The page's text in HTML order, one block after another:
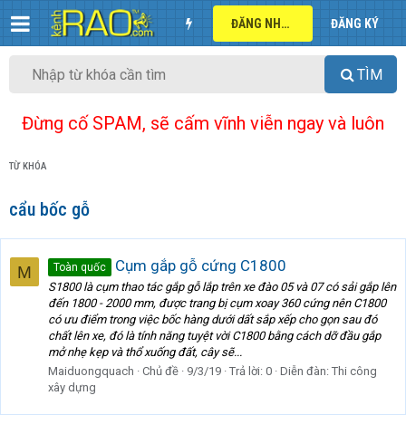
ĐĂNG NHẬP ĐĂNG KÝ
TÌM
Đừng cố SPAM, sẽ cấm vĩnh viễn ngay và luôn
TỪ KHÓA
cẩu bốc gỗ
M Toàn quốc Cụm gắp gỗ cứng C1800
S1800 là cụm thao tác gắp gỗ lắp trên xe đào 05 và 07 có sải gắp lên
đến 1800 - 2000 mm, được trang bị cụm xoay 360 cứng nên C1800
có ưu điểm trong việc bốc hàng dưới dất sắp xếp cho gọn sau đó
chất lên xe, đó là tính năng tuyệt vời C1800 bằng cách dỡ đầu gắp
mở nhẹ kẹp và thổ xuống đất, cây sẽ...
Maiduongquach
Chủ đề 9/3/19 Trả lời: 0 Diễn đàn: Thi công
xây dựng